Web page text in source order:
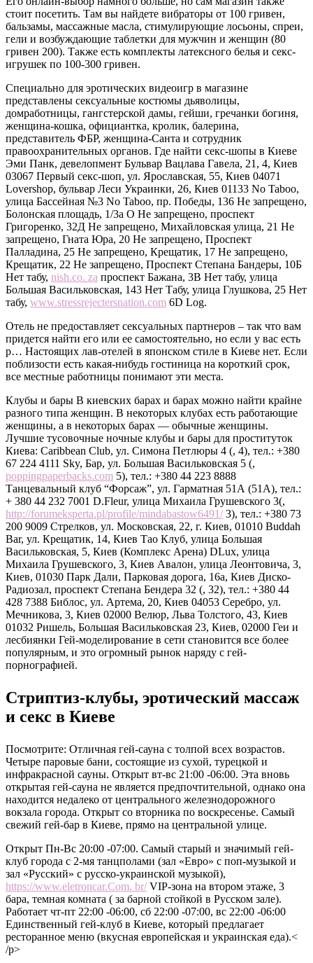
стоит посетить. Там вы найдете вибраторы от 100 гривен,
бальзамы, массажные масла, стимулирующие лосьоны, спреи,
гели и возбуждающие таблетки для мужчин и женщин (80
гривен 200). Также есть комплекты латексного белья и секс-
игрушек по 100-300 гривен.
Специально для эротических видеоигр в магазине
представлены сексуальные костюмы дьяволицы,
домработницы, гангстерской дамы, гейши, гречанки богиня,
женщина-кошка, официантка, кролик, балерина,
представитель ФБР, женщина-Санта и сотрудник
правоохранительных органов. Где найти секс-шопы в Киеве
Эми Панк, девелопмент Бульвар Вацлава Гавела, 21, 4, Киев
03067 Первый секс-шоп, ул. Ярославская, 55, Киев 04071
Lovershop, бульвар Леси Украинки, 26, Киев 01133 No Taboo,
улица Бассейная №3 No Taboo, пр. Победы, 136 Не запрещено,
Болонская площадь, 1/3а О Не запрещено, проспект
Григоренко, 32Д Не запрещено, Михайловская улица, 21 Не
запрещено, Гната Юра, 20 Не запрещено, Проспект
Палладина, 25 Не запрещено, Крещатик, 17 Не запрещено,
Крещатик, 22 Не запрещено, Проспект Степана Бандеры, 10Б
Нет табу, nish.co. za проспект Бажана, 3В Нет табу, улица
Большая Васильковская, 143 Нет Табу, улица Глушкова, 25 Нет
табу, www.stressrejectersnation.com 6D Log.
Отель не предоставляет сексуальных партнеров – так что вам
придется найти его или ее самостоятельно, но если у вас есть
р… Настоящих лав-отелей в японском стиле в Киеве нет. Если
поблизости есть какая-нибудь гостиница на короткий срок,
все местные работницы понимают эти места.
Клубы и бары В киевских барах и барах можно найти крайне
разного типа женщин. В некоторых клубах есть работающие
женщины, а в некоторых барах — обычные женщины.
Лучшие тусовочные ночные клубы и бары для проституток
Киева: Caribbean Club, ул. Симона Петлюры 4 (, 4), тел.: +380
67 224 4111 Sky, Бар, ул. Большая Васильковская 5 (,
poppingpaperbacks.com 5), тел.: +380 44 223 8888
Танцевальный клуб “Форсаж”, ул. Гарматная 51А (51А), тел.:
+ 380 44 232 7001 D.Fleur, улица Михаила Грушевского 3(,
http://forumeksperta.pl/profile/mindabastow6491/3), тел.: +380 73
200 9009 Стрелков, ул. Московская, 22, г. Киев, 01010 Buddah
Bar, ул. Крещатик, 14, Киев Тао Клуб, улица Большая
Васильковская, 5, Киев (Комплекс Арена) DLux, улица
Михаила Грушевского, 3, Киев Авалон, улица Леонтовича, 3,
Киев, 01030 Парк Дали, Парковая дорога, 16а, Киев Диско-
Радиозал, проспект Степана Бендера 32 (, 32), тел.: +380 44
428 7388 Библос, ул. Артема, 20, Киев 04053 Серебро, ул.
Мечникова, 3, Киев 02000 Велюр, Льва Толстого, 43, Киев
01032 Ришель, Большая Васильковская 23, Киев, 02000 Геи и
лесбиянки Гей-моделирование в сети становится все более
популярным, и это огромный рынок наряду с гей-
порнографией.
Стриптиз-клубы, эротический массаж
и секс в Киеве
Посмотрите: Отличная гей-сауна с толпой всех возрастов.
Четыре паровые бани, состоящие из сухой, турецкой и
инфракрасной сауны. Открыт вт-вс 21:00 -06:00. Эта вновь
открытая гей-сауна не является предпочтительной, однако она
находится недалеко от центрального железнодорожного
вокзала города. Открыт со вторника по воскресенье. Самый
свежий гей-бар в Киеве, прямо на центральной улице.
Открыт Пн-Вс 20:00 -07:00. Самый старый и значимый гей-
клуб города с 2-мя танцполами (зал «Евро» с поп-музыкой и
зал «Русский» с русско-украинской музыкой),
https://www.eletroncar.Com. br/VIP-зона на втором этаже, 3
бара, темная комната ( за барной стойкой в ​​Русском зале).
Работает чт-пт 22:00 -06:00, сб 22:00 -07:00, вс 22:00 -06:00
Единственный гей-клуб в Киеве, который предлагает
ресторанное меню (вкусная европейская и украинская еда).<
/p>